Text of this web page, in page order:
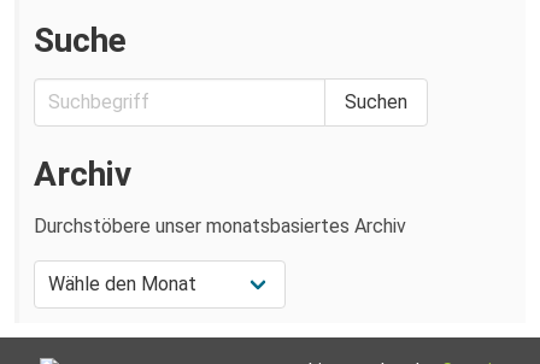
Suche
Archiv
Durchstöbere unser monatsbasiertes Archiv